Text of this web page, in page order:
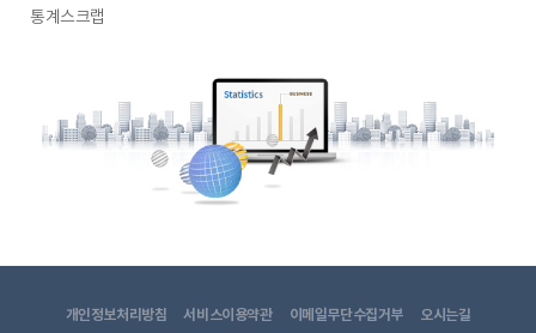
통계스크랩
개인정보처리방침 서비스이용약관 이메일무단수집거부 오시는길